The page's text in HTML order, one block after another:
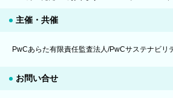
主催・共催
PwCあらた有限責任監査法人/PwCサステナビリ
お問い合せ